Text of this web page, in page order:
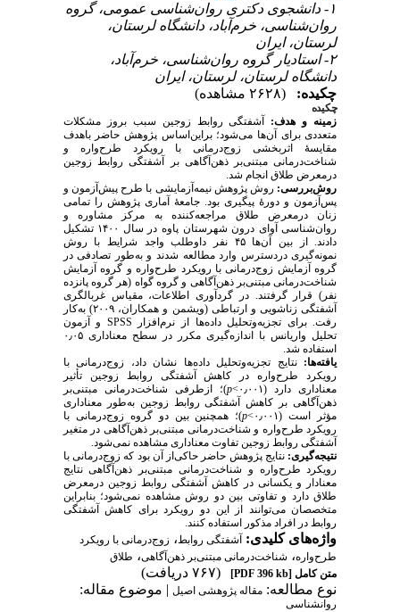
۱- دانشجوی دکتری روان‌شناسی عمومی، گروه
روان‌شناسی، خرم‌آباد، دانشگاه لرستان،
لرستان، ایران
۲- استادیار گروه روان‌شناسی، خرم‌آباد،
دانشگاه لرستان، لرستان، ایران
چکیده:
(۲۶۲۸ مشاهده)
چکیده
زمینه و هدف: آشفتگی روابط زوجین سبب بروز مشکلات
متعددی برای آن‌ها می‌شود؛ براین‌اساس پژوهش حاضر باهدف
مقایسهٔ اثربخشی زوج‌درمانی با رویکرد طرح‌واره و
شناخت‌درمانی مبتنی‌بر ذهن‌آگاهی بر آشفتگی روابط زوجین
درمعرض طلاق انجام شد.
روش‌بررسی: روش پژوهش نیمه‌آزمایشی با طرح پیش‌آزمون و
پس‌آزمون و دورهٔ پیگیری بود. جامعهٔ آماری پژوهش را تمامی
زنان درمعرض طلاق مراجعه‌کننده به مرکز مشاوره و
روان‌شناسی آوای درون شهرستان پاوه در سال ۱۴۰۰ تشکیل
دادند. از بین آن‌ها ۴۵ نفر داوطلب واجد شرایط با روش
نمونه‌گیری دردسترس وارد مطالعه شدند و به‌طور تصادفی در
گروه آزمایش زوج‌درمانی با رویکرد طرح‌واره و گروه آزمایش
شناخت‌درمانی مبتنی‌بر ذهن‌آگاهی و گروه گواه (هر گروه پانزده
نفر) قرار گرفتند. در گردآوری اطلاعات، مقیاس‌ غربالگری‌
آشفتگی‌ ز‌ناشویی‌ و‌ ار‌تباطی (ویشمن و همکاران، ۲۰۰۹) به‌کار
رفت. برای تجزیه‌و‌تحلیل داده‌ها از نرم‌افزار SPSS و آزمون
تحلیل واریانس با اندازه‌گیری مکرر در سطح معناداری ۰٫۰۵
استفاده شد.
یافته‌ها: نتایج تجزیه‌وتحلیل داده‌ها نشان داد، زوج‌درمانی با
رویکرد طرح‌واره در کاهش آشفتگی روابط زوجین تأثیر
معناداری دارد (۰٫۰۰۱>
p)؛ ازطرفی شناخت‌درمانی مبتنی‌بر
ذهن‌آگاهی بر کاهش آشفتگی روابط زوجین به‌طور معناداری
مؤثر است (۰٫۰۰۱>
p)؛ همچنین بین دو گروه زوج‌درمانی با
رویکرد طرح‌واره و شناخت‌درمانی مبتنی‌بر ذهن‌آگاهی در متغیر
آشفتگی روابط زوجین تفاوت معناداری مشاهده نمی‌شود.
نتیجه‌گیری: نتایج پژوهش حاضر حاکی‌از آن بود که زوج‌درمانی با
رویکرد طرح‌واره و شناخت‌درمانی مبتنی‌بر ذهن‌آگاهی نتایج
معنادار و یکسانی در کاهش آشفتگی روابط زوجین درمعرض
طلاق دارد و تفاوتی بین دو روش مشاهده نمی‌شود؛ بنابراین
متخصصان می‌توانند از این دو رویکرد برای کاهش آشفتگی
روابط در افراد مذکور استفاده کنند.
واژه‌های کلیدی: آشفتگی روابط، زوج‌درمانی با رویکرد
طرح‌واره، شناخت‌درمانی مبتنی‌بر ذهن‌آگاهی، طلاق
متن کامل[PDF 396 kb]
(۷۶۷ دریافت)
نوع مطالعه: مقاله پژوهشی اصیل | موضوع مقاله:
روانشناسی